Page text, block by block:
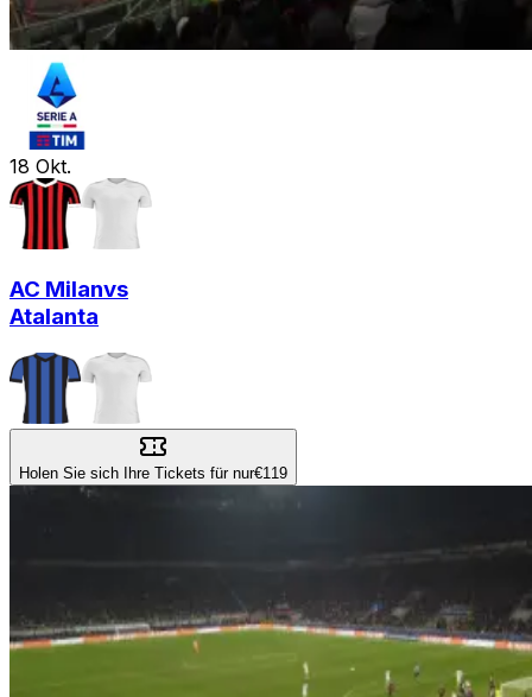
18 Okt.
AC Milanvs
Atalanta
Holen Sie sich Ihre Tickets für nur€119